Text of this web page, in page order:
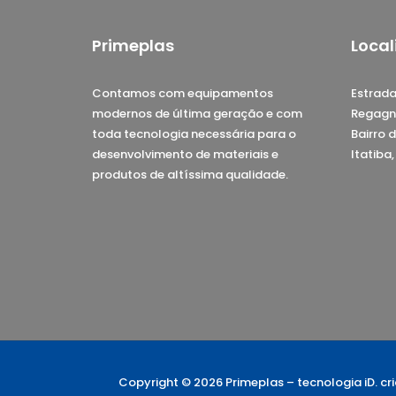
Primeplas
Contamos com equipamentos
modernos de última geração e com
toda tecnologia necessária para o
desenvolvimento de materiais e
produtos de altíssima qualidade.
Bairro
Itatiba,
Copyright © 2026 Primeplas – tecnologia iD.